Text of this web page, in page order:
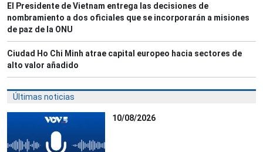
El Presidente de Vietnam entrega las decisiones de
nombramiento a dos oficiales que se incorporarán a misiones
de paz de la ONU
Ciudad Ho Chi Minh atrae capital europeo hacia sectores de
alto valor añadido
Últimas noticias
10/08/2026